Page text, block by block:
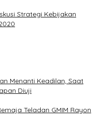
Strategi Kebijakan
Menanti Keadilan, Saat
Diuji
Teladan GMIM Rayon